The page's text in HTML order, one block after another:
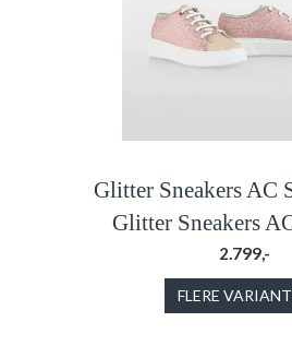
Glitter Sneakers AC
Glitter Sneakers
2.799,-
FLERE